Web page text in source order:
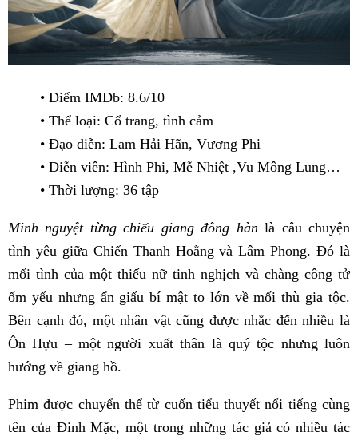
• Điểm IMDb: 8.6/10
• Thể loại: Cổ trang, tình cảm
• Đạo diễn: Lam Hải Hãn, Vương Phi
• Diễn viên: Hình Phi, Mễ Nhiệt ,Vu Mông Lung…
• Thời lượng: 36 tập
Minh nguyệt từng chiếu giang đông hàn là câu chuyện
tình yêu giữa Chiến Thanh Hoằng và Lâm Phong. Đó là
mối tình của một thiếu nữ tinh nghịch và chàng công tử
ốm yếu nhưng ẩn giấu bí mật to lớn về mối thù gia tộc.
Bên cạnh đó, một nhân vật cũng được nhắc đến nhiều là
Ôn Hựu – một người xuất thân là quý tộc nhưng luôn
hướng về giang hồ.
Phim được chuyển thể từ cuốn tiểu thuyết nổi tiếng cùng
tên của Đinh Mặc, một trong những tác giả có nhiều tác